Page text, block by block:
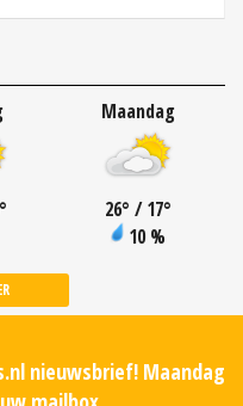
Maandag
26° / 17°
10 %
nieuwsbrief! Maandag